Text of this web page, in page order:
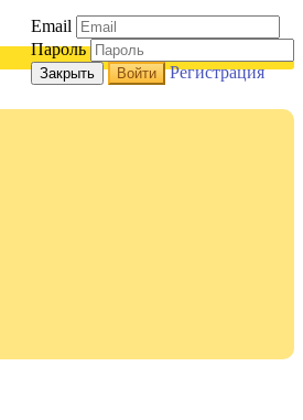
Email
Пароль
Закрыть Войти Регистрация